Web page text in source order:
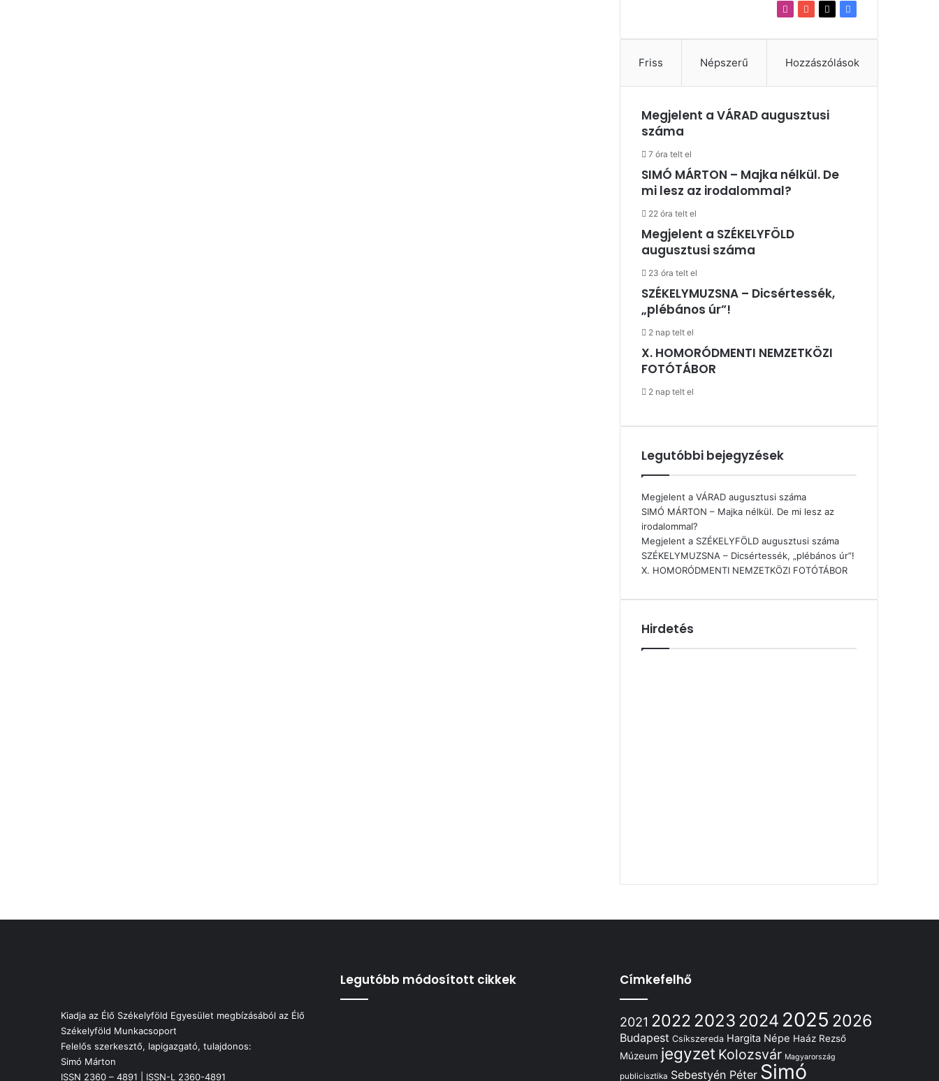
YouTube
Instagram
Friss Népszerű Hozzászólások
Megjelent a VÁRAD augusztusi
száma
7 óra telt el
SIMÓ MÁRTON – Majka nélkül. De
mi lesz az irodalommal?
22 óra telt el
Megjelent a SZÉKELYFÖLD
augusztusi száma
23 óra telt el
SZÉKELYMUZSNA – Dicsértessék,
„plébános úr”!
2 nap telt el
X. HOMORÓDMENTI NEMZETKÖZI
FOTÓTÁBOR
2 nap telt el
Legutóbbi bejegyzések
Megjelent a VÁRAD augusztusi száma
SIMÓ MÁRTON – Majka nélkül. De mi lesz az
irodalommal?
Megjelent a SZÉKELYFÖLD augusztusi száma
SZÉKELYMUZSNA – Dicsértessék, „plébános úr”!
X. HOMORÓDMENTI NEMZETKÖZI FOTÓTÁBOR
Hirdetés
Kiadja az Élő Székelyföld Egyesület megbízásából az Élő
Székelyföld Munkacsoport
Felelős szerkesztő, lapigazgató, tulajdonos:
Simó Márton
ISSN 2360 – 4891 | ISSN-L 2360-4891
Legutóbb módosított cikkek Címkefelhő
2021 2022 2023 2024 2025 2026
Budapest Csíkszereda Hargita Népe Haáz Rezső
Múzeum jegyzet Kolozsvár Magyarország
publicisztika Sebestyén Péter Simó